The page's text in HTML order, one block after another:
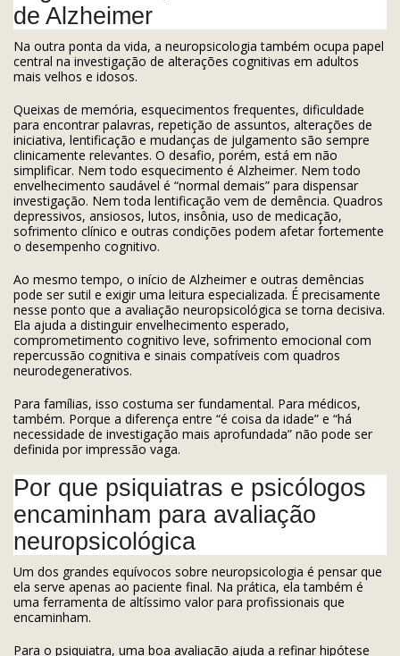
de Alzheimer
Na outra ponta da vida, a neuropsicologia também ocupa papel
central na investigação de alterações cognitivas em adultos
mais velhos e idosos.
Queixas de memória, esquecimentos frequentes, dificuldade
para encontrar palavras, repetição de assuntos, alterações de
iniciativa, lentificação e mudanças de julgamento são sempre
clinicamente relevantes. O desafio, porém, está em não
simplificar. Nem todo esquecimento é Alzheimer. Nem todo
envelhecimento saudável é “normal demais” para dispensar
investigação. Nem toda lentificação vem de demência. Quadros
depressivos, ansiosos, lutos, insônia, uso de medicação,
sofrimento clínico e outras condições podem afetar fortemente
o desempenho cognitivo.
Ao mesmo tempo, o início de Alzheimer e outras demências
pode ser sutil e exigir uma leitura especializada. É precisamente
nesse ponto que a avaliação neuropsicológica se torna decisiva.
Ela ajuda a distinguir envelhecimento esperado,
comprometimento cognitivo leve, sofrimento emocional com
repercussão cognitiva e sinais compatíveis com quadros
neurodegenerativos.
Para famílias, isso costuma ser fundamental. Para médicos,
também. Porque a diferença entre “é coisa da idade” e “há
necessidade de investigação mais aprofundada” não pode ser
definida por impressão vaga.
Por que psiquiatras e psicólogos
encaminham para avaliação
neuropsicológica
Um dos grandes equívocos sobre neuropsicologia é pensar que
ela serve apenas ao paciente final. Na prática, ela também é
uma ferramenta de altíssimo valor para profissionais que
encaminham.
Para o psiquiatra, uma boa avaliação ajuda a refinar hipótese